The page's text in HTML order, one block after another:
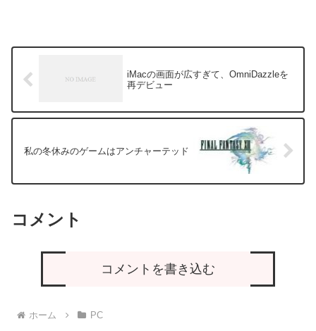
iMacの画面が広すぎて、OmniDazzleを
再デビュー
私の冬休みのゲームはアンチャーテッド
コメント
コメントを書き込む
ホーム PC